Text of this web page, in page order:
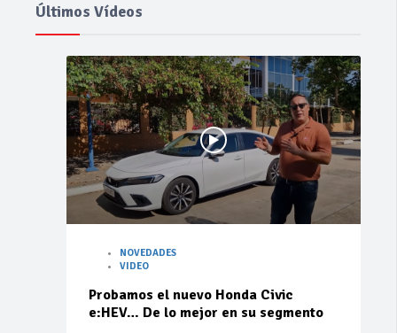
Últimos Vídeos
NOVEDADES
VIDEO
Probamos el nuevo Honda Civic
e:HEV… De lo mejor en su segmento